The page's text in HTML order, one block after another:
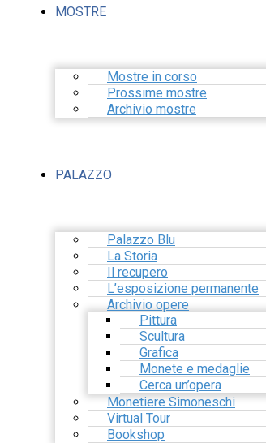
MOSTRE
Mostre in corso
Prossime mostre
Archivio mostre
PALAZZO
Palazzo Blu
La Storia
Il recupero
L’esposizione permanente
Archivio opere
Pittura
Scultura
Grafica
Monete e medaglie
Cerca un’opera
Monetiere Simoneschi
Virtual Tour
Bookshop